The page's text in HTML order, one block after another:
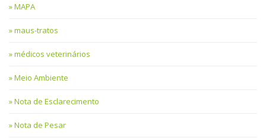
MAPA
maus-tratos
médicos veterinários
Meio Ambiente
Nota de Esclarecimento
Nota de Pesar